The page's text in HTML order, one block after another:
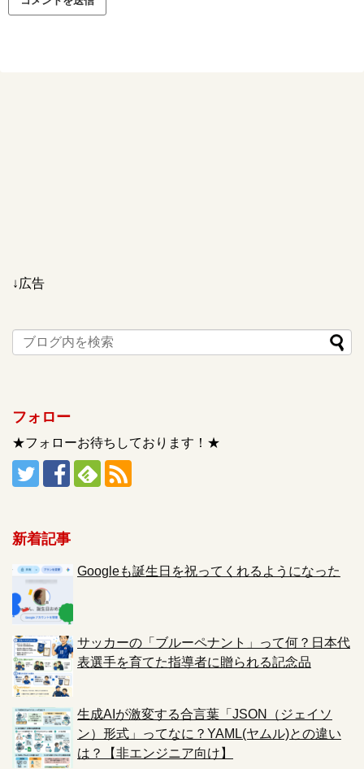
↓広告
フォロー
★フォローお待ちしております！★
新着記事
Googleも誕生日を祝ってくれるようになった
サッカーの「ブルーペナント」って何？日本代
表選手を育てた指導者に贈られる記念品
生成AIが激変する合言葉「JSON（ジェイソ
ン）形式」ってなに？YAML(ヤムル)との違い
は？【非エンジニア向け】